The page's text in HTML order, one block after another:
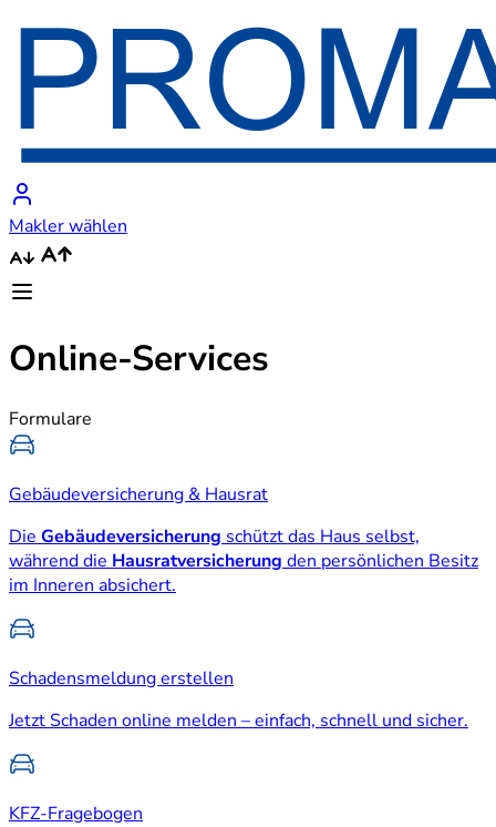
Makler wählen
Online-Services
Formulare
Gebäudeversicherung & Hausrat
Die Gebäudeversicherung schützt das Haus selbst,
während die Hausratversicherung den persönlichen Besitz
im Inneren absichert.
Schadensmeldung erstellen
Jetzt Schaden online melden – einfach, schnell und sicher.
KFZ-Fragebogen